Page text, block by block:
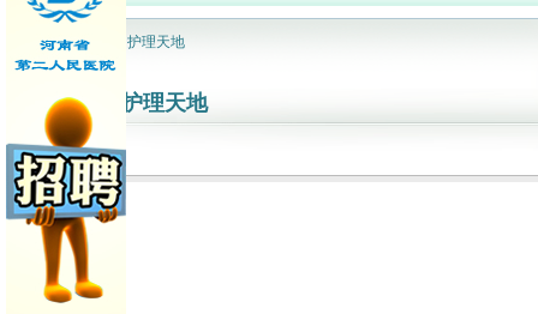
网站首页 > 护理天地
护理天地